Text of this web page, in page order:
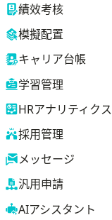
績效考核
模擬配置
キャリア台帳
学習管理
HRアナリティクス
採用管理
メッセージ
汎用申請
AIアシスタント